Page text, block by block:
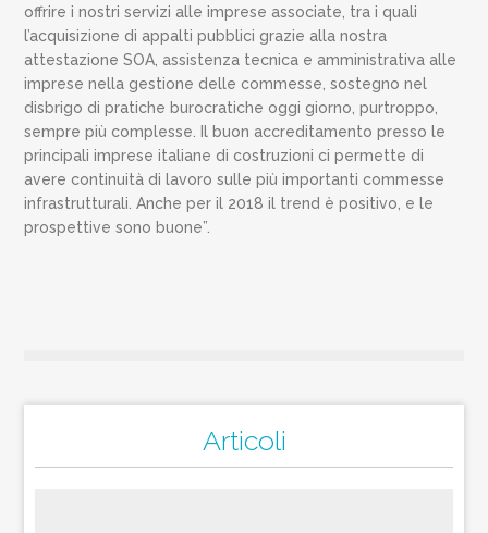
offrire i nostri servizi alle imprese associate, tra i quali
l’acquisizione di appalti pubblici grazie alla nostra
attestazione SOA, assistenza tecnica e amministrativa alle
imprese nella gestione delle commesse, sostegno nel
disbrigo di pratiche burocratiche oggi giorno, purtroppo,
sempre più complesse. Il buon accreditamento presso le
principali imprese italiane di costruzioni ci permette di
avere continuità di lavoro sulle più importanti commesse
infrastrutturali. Anche per il 2018 il trend è positivo, e le
prospettive sono buone”.
Articoli